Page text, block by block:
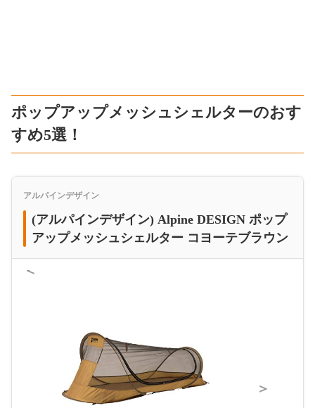
ポップアップメッシュシェルターのおす
すめ5選！
アルパインデザイン
(アルパインデザイン) Alpine DESIGN ポップ
アップメッシュシェルター コヨーテブラウン
＜
＞